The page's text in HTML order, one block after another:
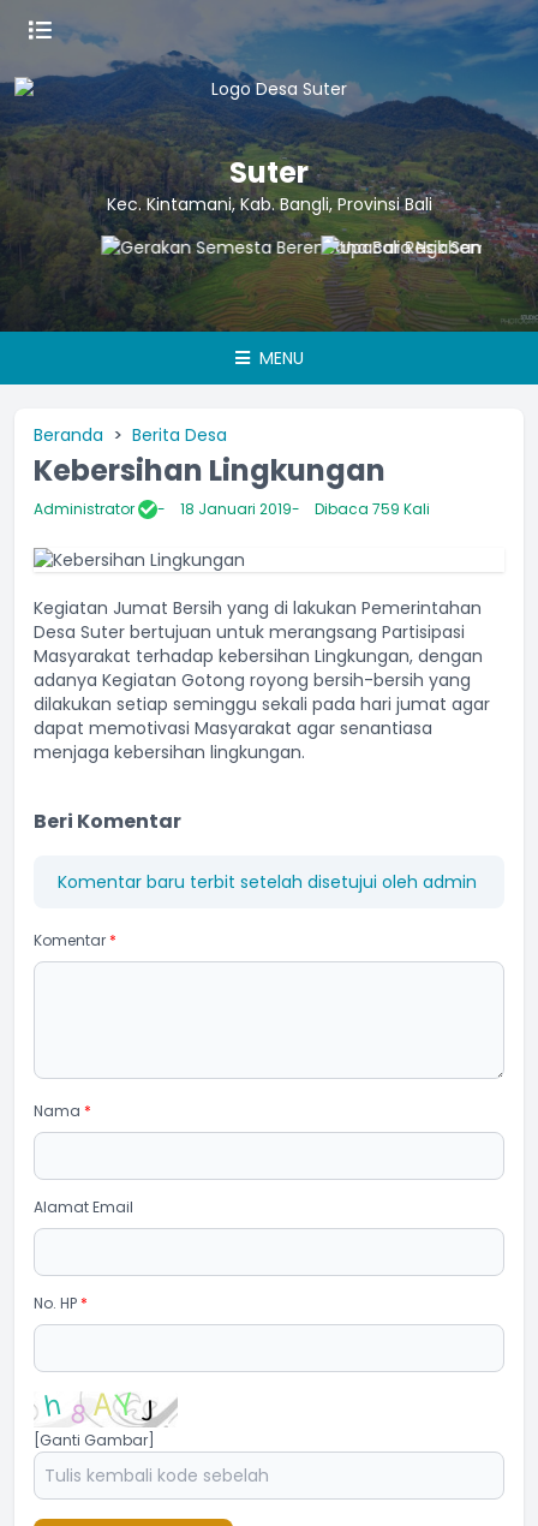
Suter
Kec. Kintamani, Kab. Bangli, Provinsi Bali
MENU
Beranda Berita Desa
Kebersihan Lingkungan
Administrator 18 Januari 2019 Dibaca 759 Kali
Kegiatan Jumat Bersih yang di lakukan Pemerintahan
Desa Suter bertujuan untuk merangsang Partisipasi
Masyarakat terhadap kebersihan Lingkungan, dengan
adanya Kegiatan Gotong royong bersih-bersih yang
dilakukan setiap seminggu sekali pada hari jumat agar
dapat memotivasi Masyarakat agar senantiasa
menjaga kebersihan lingkungan.
Beri Komentar
Komentar baru terbit setelah disetujui oleh admin
Komentar *
Nama *
Alamat Email
No. HP *
[Ganti Gambar]